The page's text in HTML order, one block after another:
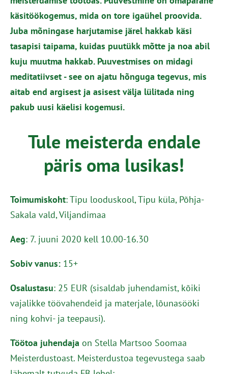
käsitöökogemus, mida on tore igaühel proovida.
Juba mõningase harjutamise järel hakkab käsi
tasapisi taipama, kuidas puutükk mõtte ja noa abil
kuju muutma hakkab. Puuvestmises on midagi
meditatiivset - see on ajatu hõnguga tegevus, mis
aitab end argisest ja asisest välja lülitada ning
pakub uusi käelisi kogemusi.
Tule meisterda endale
päris oma lusikas!
Toimumiskoht: Tipu looduskool, Tipu küla, Põhja-
Sakala vald, Viljandimaa
Aeg: 7. juuni 2020 kell 10.00-16.30
Sobiv vanus: 15+
Osalustasu: 25 EUR (sisaldab juhendamist, kõiki
vajalikke töövahendeid ja materjale, lõunasööki
ning kohvi- ja teepausi).
Töötoa juhendaja on Stella Martsoo Soomaa
Meisterdustoast. Meisterdustoa tegevustega saab